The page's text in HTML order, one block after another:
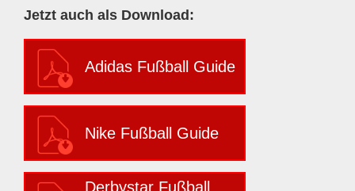
Jetzt auch als Download:
Adidas Fußball Guide
Nike Fußball Guide
Derbystar Fußball